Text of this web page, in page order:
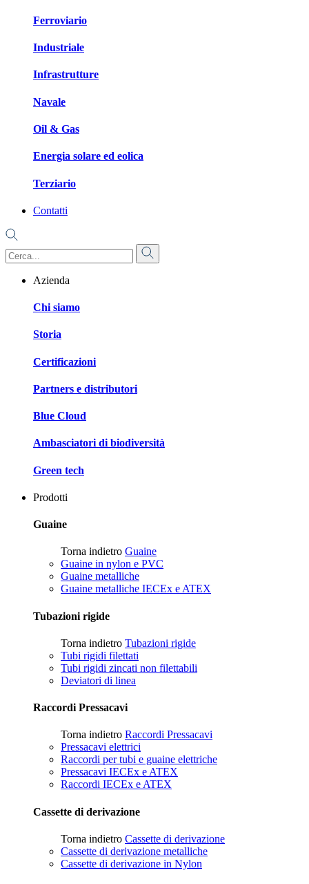
Ferroviario
Industriale
Infrastrutture
Navale
Oil & Gas
Energia solare ed eolica
Terziario
Contatti
Azienda
Chi siamo
Storia
Certificazioni
Partners e distributori
Blue Cloud
Ambasciatori di biodiversità
Green tech
Prodotti
Guaine
Torna indietro Guaine
Guaine in nylon e PVC
Guaine metalliche
Guaine metalliche IECEx e ATEX
Tubazioni rigide
Torna indietro Tubazioni rigide
Tubi rigidi filettati
Tubi rigidi zincati non filettabili
Deviatori di linea
Raccordi Pressacavi
Torna indietro Raccordi Pressacavi
Pressacavi elettrici
Raccordi per tubi e guaine elettriche
Pressacavi IECEx e ATEX
Raccordi IECEx e ATEX
Cassette di derivazione
Torna indietro Cassette di derivazione
Cassette di derivazione metalliche
Cassette di derivazione in Nylon